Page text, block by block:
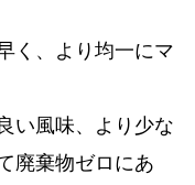
く、より均一にマ
い風味、より少な
廃棄物ゼロにあ